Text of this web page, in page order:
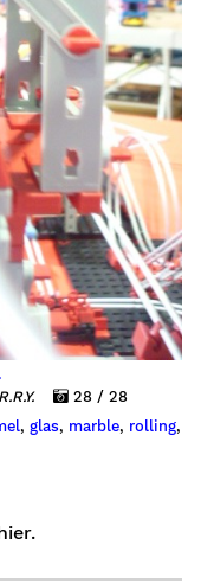
28 / 28
, glas, marble, rolling,